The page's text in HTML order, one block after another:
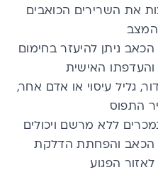
את השרירים הכואבים
המצב
ניתן להיעזר בחימום
האישית
גליל עיסוי או אדם אחר,
התפוס
ללא מרשם ויכולים
הכאב והפחתת הדלקת
הפגוע